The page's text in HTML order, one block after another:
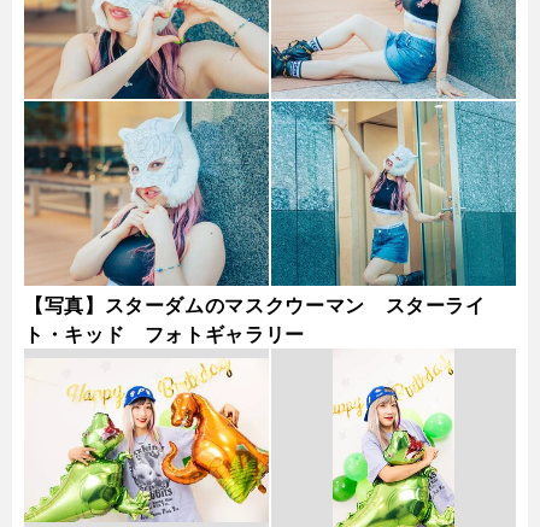
【写真】スターダムのマスクウーマン スターライ
ト・キッド フォトギャラリー